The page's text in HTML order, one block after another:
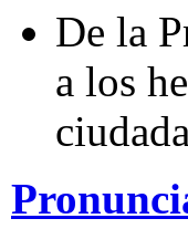
De la
a los